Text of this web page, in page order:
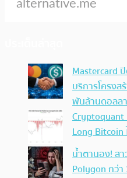
Mastercard
บริการโครง
พันล้านดอลล
Long
น้ำตานอง! ส
Polygon กว่